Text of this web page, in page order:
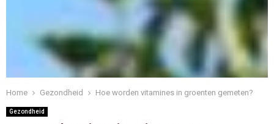
Home Gezondheid Hoe worden vitamines in groenten gemeten?
Gezondheid